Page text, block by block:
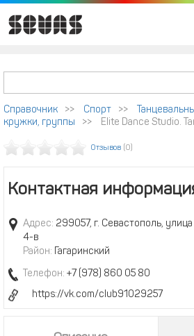
Справочник >> Спорт >>
кружки, группы
>> Elite Dance Studio.
Отзывов (0)
Контактная
Адрес: 299057, г. Севастополь,
4-в
Район: Гагаринский
Телефон: +7 (978) 860 05 80
https://vk.com/club91029257